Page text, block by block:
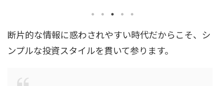
断片的な情報に惑わされやすい時代だからこそ、シ
ンプルな投資スタイルを貫いて参ります。